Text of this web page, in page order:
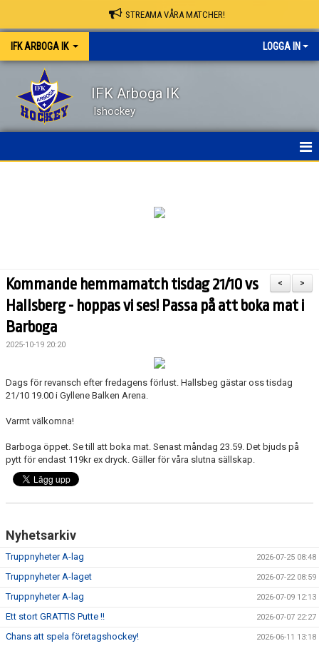
STREAMA VÅRA MATCHER!
IFK ARBOGA IK LOGGA IN
IFK Arboga IK
Ishockey
KALENDER
DOKUMENT
MATCHER
ISSCHEMA
BOKA LOGE OCH MAT
DEN BLÅVITA VÄGEN
BLI HOCKEYDOMARE
A-LAGETS MATCHER 25/26
KLUBBPROFIL
>
<
Kommande hemmamatch tisdag 21/10 vs
Hallsberg - hoppas vi ses! Passa på att boka mat i
Barboga
2025-10-19 20:20
Dags för revansch efter fredagens förlust. Hallsbeg gästar oss tisdag
21/10 19.00 i Gyllene Balken Arena.
Varmt välkomna!
Barboga öppet. Se till att boka mat. Senast måndag 23.59. Det bjuds på
pytt för endast 119kr ex dryck. Gäller för våra slutna sällskap.
Nyhetsarkiv
Truppnyheter A-lag 2026-07-25 08:48
Truppnyheter A-laget 2026-07-22 08:59
Truppnyheter A-lag 2026-07-09 12:13
Ett stort GRATTIS Putte !! 2026-07-07 22:27
Chans att spela företagshockey! 2026-06-11 13:18